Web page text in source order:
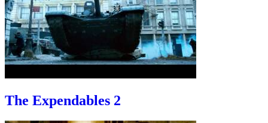
The Expendables 2